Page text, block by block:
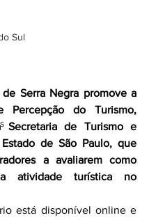
Sul
Serra Negra promove a
Percepção do Turismo,
Secretaria de Turismo e
de São Paulo, que
a avaliarem como
atividade turística no
está disponível online e